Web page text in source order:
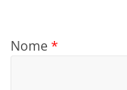
Nome*